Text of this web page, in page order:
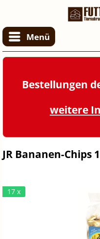
Menü
Bestellungen
weitere
JR Bananen-Chips
17 x